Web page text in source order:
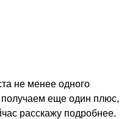
не менее одного
еще один плюс,
расскажу подробнее.